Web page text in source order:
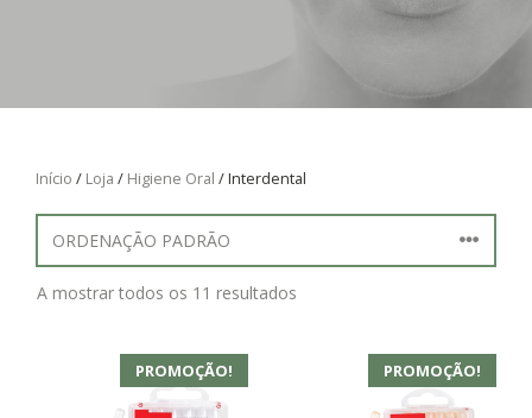
Início / Loja / Higiene Oral / Interdental
A mostrar todos os 11 resultados
PROMOÇÃO! PROMOÇÃO!